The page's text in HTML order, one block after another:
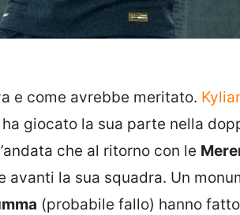
e come avrebbe meritato.
ha giocato la sua parte nella
che al ritorno con le
la sua squadra. Un
(probabile fallo) hanno